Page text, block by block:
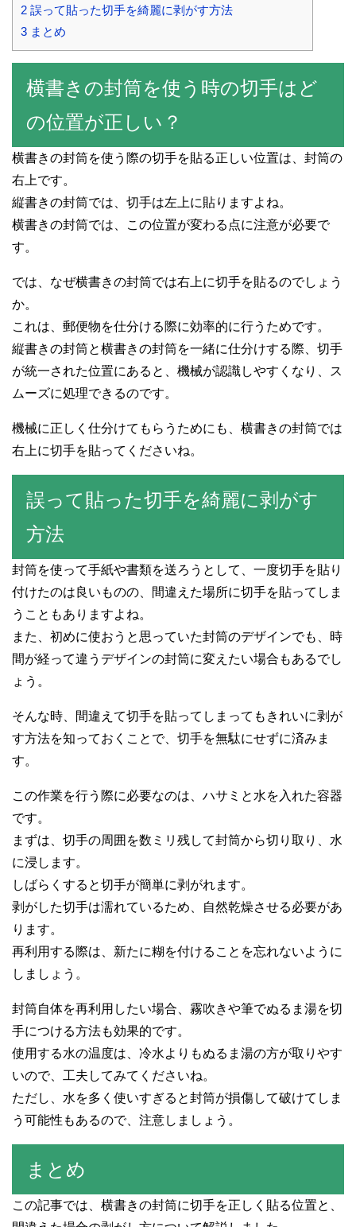
2 誤って貼った切手を綺麗に剥がす方法
3 まとめ
横書きの封筒を使う時の切手はど
の位置が正しい？
横書きの封筒を使う際の切手を貼る正しい位置は、封筒の
右上です。
縦書きの封筒では、切手は左上に貼りますよね。
横書きの封筒では、この位置が変わる点に注意が必要で
す。
では、なぜ横書きの封筒では右上に切手を貼るのでしょう
か。
これは、郵便物を仕分ける際に効率的に行うためです。
縦書きの封筒と横書きの封筒を一緒に仕分けする際、切手
が統一された位置にあると、機械が認識しやすくなり、ス
ムーズに処理できるのです。
機械に正しく仕分けてもらうためにも、横書きの封筒では
右上に切手を貼ってくださいね。
誤って貼った切手を綺麗に剥がす
方法
封筒を使って手紙や書類を送ろうとして、一度切手を貼り
付けたのは良いものの、間違えた場所に切手を貼ってしま
うこともありますよね。
また、初めに使おうと思っていた封筒のデザインでも、時
間が経って違うデザインの封筒に変えたい場合もあるでし
ょう。
そんな時、間違えて切手を貼ってしまってもきれいに剥が
す方法を知っておくことで、切手を無駄にせずに済みま
す。
この作業を行う際に必要なのは、ハサミと水を入れた容器
です。
まずは、切手の周囲を数ミリ残して封筒から切り取り、水
に浸します。
しばらくすると切手が簡単に剥がれます。
剥がした切手は濡れているため、自然乾燥させる必要があ
ります。
再利用する際は、新たに糊を付けることを忘れないように
しましょう。
封筒自体を再利用したい場合、霧吹きや筆でぬるま湯を切
手につける方法も効果的です。
使用する水の温度は、冷水よりもぬるま湯の方が取りやす
いので、工夫してみてくださいね。
ただし、水を多く使いすぎると封筒が損傷して破けてしま
う可能性もあるので、注意しましょう。
まとめ
この記事では、横書きの封筒に切手を正しく貼る位置と、